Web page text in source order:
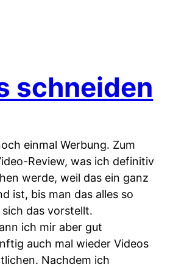
schneiden
einmal Werbung. Zum
Review, was ich definitiv
werde, weil das ein ganz
ist, bis man das alles so
das vorstellt.
ich mir aber gut
auch mal wieder Videos
Nachdem ich